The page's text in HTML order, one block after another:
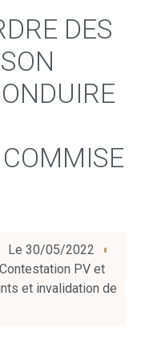
DES
Le 30/05/2022
Contestation PV et
et invalidation de